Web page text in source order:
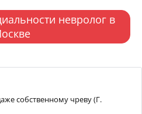
невролог в
собственному чреву (Г.